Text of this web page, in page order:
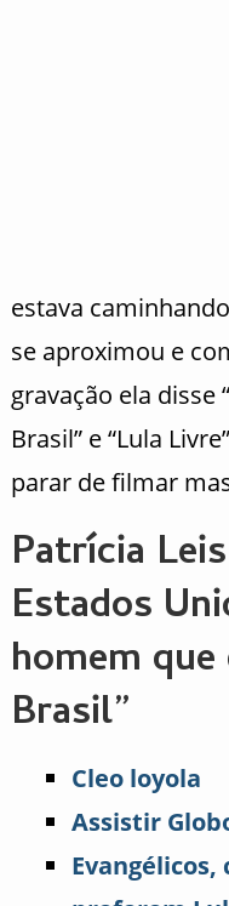
estava
se aproximou e
gravação ela disse
Brasil” e “Lula
parar de filmar
Patrícia
Estados
homem
Brasil”
Cleo loyola
Assistir